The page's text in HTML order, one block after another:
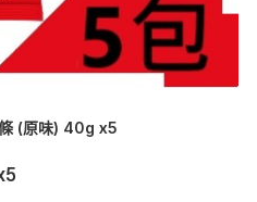
(原味) 40g x5